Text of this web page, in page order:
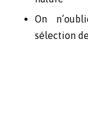
On
sélection